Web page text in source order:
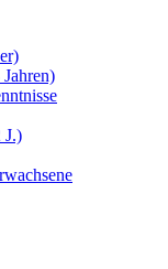
J.)